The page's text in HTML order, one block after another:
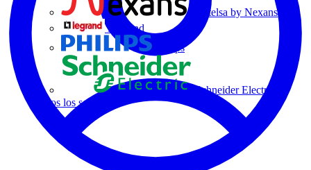
Centelsa by Nexans
Legrand
Philips
Schneider Electric
Todos los socios